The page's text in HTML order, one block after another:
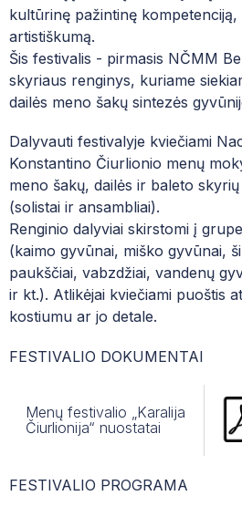
PROJEKTAI
MENINĖ VEIKLA
KVALIFIKACIJOS
PRAŠYMŲ FORMOS
DUK| NAUJAI
DUK| MOKINIO
PATYČIŲ
UNIFORMA
MOKSLO METŲ
VALGIARAŠČIAI
PROGRAMA
LIONS QUEST
KONFERENCIJŲ
III TARPTAUTINIS J. S. BACHO
KONKURSAS „J. S. BACH IN
IV RESPUBLIKINIS JAUNŲJŲ
PIANO SOLO 2026
TARPTAUTINIS CHORŲ,
KAMERINIŲ ANSAMBLIŲ,
„MUZIKOS BALSAI IR SPALVOS“
VII TARPTAUTINIS JAUNŲJŲ
ANSAMBLIŲ KONKURSE
TARPTAUTINIS JONO ALEKSOS
DIRIGENTŲ KONKURSAS
MENŲ FESTIVALIS
ALGIRDO BUDRIO V MEDINIŲ
INSTRUMENTŲ SOLISTŲ
kultūrinę pažintinę
artistiškumą.
Šis festivalis - pirmasis NČMM
skyriaus renginys, kuriame
dailės meno šakų sintezės
Dalyvauti festivalyje kviečiami
Konstantino Čiurlionio menų
meno šakų, dailės ir baleto
(solistai ir ansambliai).
Renginio dalyviai skirstomi į
(kaimo gyvūnai, miško gyvūnai,
paukščiai, vabzdžiai, vandenų
ir kt.). Atlikėjai kviečiami puoštis
kostiumu ar jo detale.
FESTIVALIO DOKUMENTAI
Menų festivalio „Karalija
Čiurlionija“ nuostatai
FESTIVALIO PROGRAMA